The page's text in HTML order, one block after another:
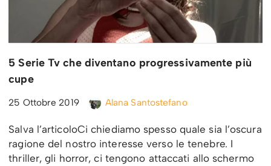
5 Serie Tv che diventano progressivamente più
cupe
25 Ottobre 2019 Alana Santostefano
Salva l’articoloCi chiediamo spesso quale sia l’oscura
ragione del nostro interesse verso le tenebre. I
thriller, gli horror, ci tengono attaccati allo schermo